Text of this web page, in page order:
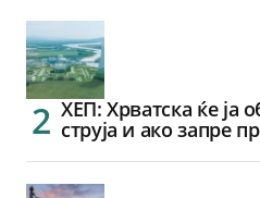
ХЕП: Хрватска ќе ја
струја и ако запре